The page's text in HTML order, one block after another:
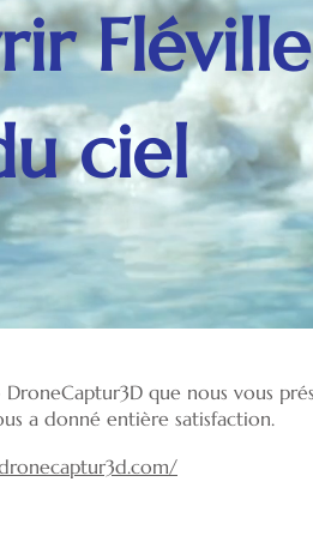
Fléville
ciel
que nous vous
a donné entière satisfaction.